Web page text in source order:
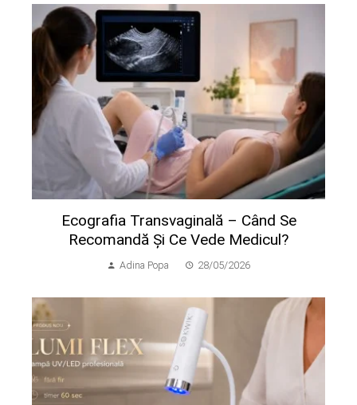
Ecografia Transvaginală – Când Se
Recomandă Și Ce Vede Medicul?
Adina Popa 28/05/2026